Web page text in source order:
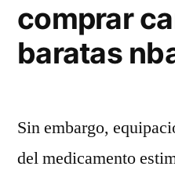
comprar
baratas
Sin embargo,
del medicamento